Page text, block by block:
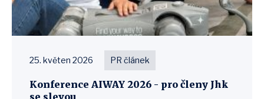
25. květen 2026 PR článek
Konference AIWAY 2026 - pro členy Jhk
se slevou